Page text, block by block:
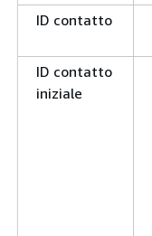
ID contatto
ID contatto
iniziale